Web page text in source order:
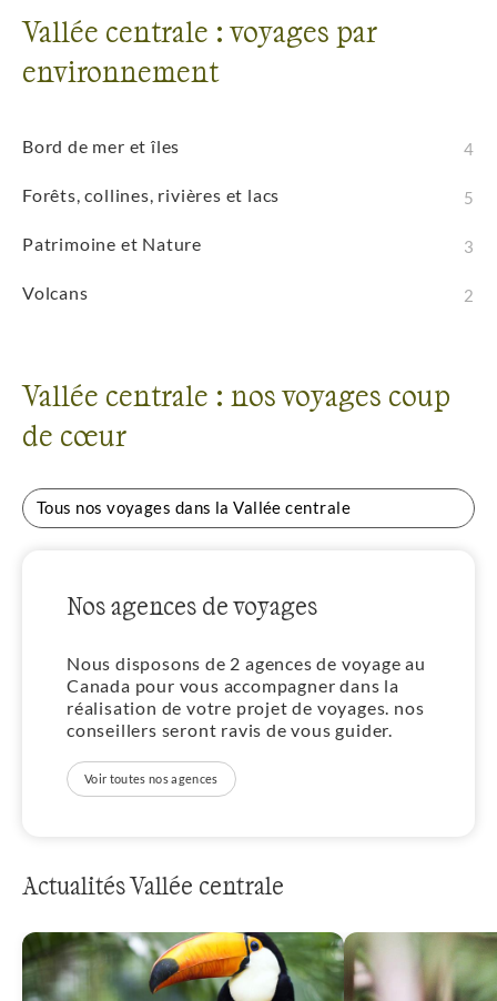
Vallée centrale : voyages par
environnement
Bord de mer et îles 4
Forêts, collines, rivières et lacs 5
Patrimoine et Nature 3
Volcans 2
Vallée centrale : nos voyages coup
de cœur
Tous nos voyages dans la Vallée centrale
Nos agences de voyages
Nous disposons de 2 agences de voyage au
Canada pour vous accompagner dans la
réalisation de votre projet de voyages. nos
conseillers seront ravis de vous guider.
Voir toutes nos agences
Actualités Vallée centrale